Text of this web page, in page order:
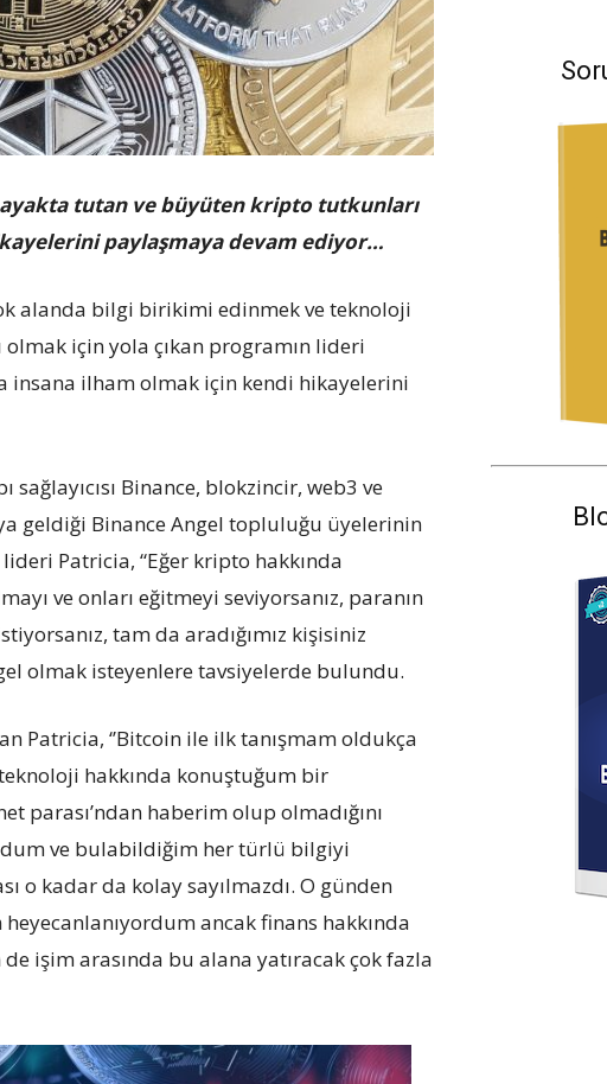
tutan ve büyüten kripto tutkunları
paylaşmaya devam ediyor…
alanda bilgi birikimi edinmek ve teknoloji
için yola çıkan programın lideri
insana ilham olmak için kendi hikayelerini
Binance, blokzincir, web3 ve
geldiği Binance Angel topluluğu üyelerinin
Patricia, “Eğer kripto hakkında
ve onları eğitmeyi seviyorsanız, paranın
tam da aradığımız kişisiniz
olmak isteyenlere tavsiyelerde bulundu.
Patricia, ‘’Bitcoin ile ilk tanışmam oldukça
hakkında konuştuğum bir
parası’ndan haberim olup olmadığını
ve bulabildiğim her türlü bilgiyi
o kadar da kolay sayılmazdı. O günden
ancak finans hakkında
işim arasında bu alana yatıracak çok fazla